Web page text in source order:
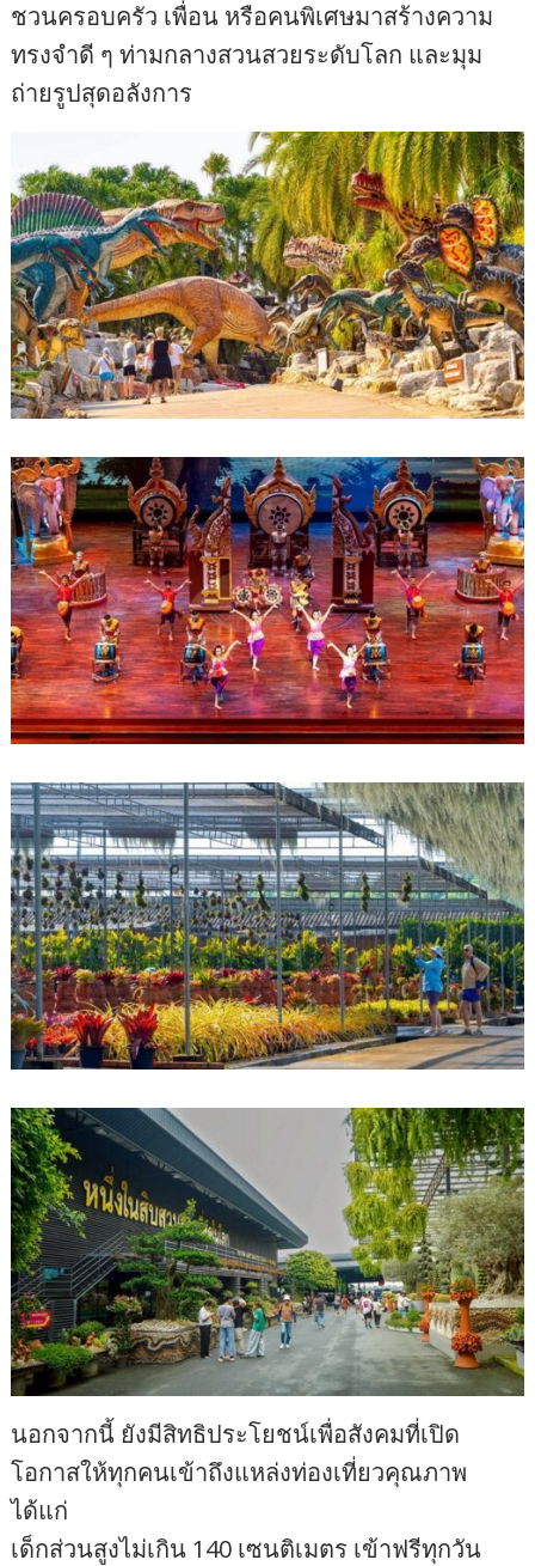
ชวนครอบครัว เพื่อน หรือคนพิเศษมาสร้างความ
ทรงจำดี ๆ ท่ามกลางสวนสวยระดับโลก และมุม
ถ่ายรูปสุดอลังการ
นอกจากนี้ ยังมีสิทธิประโยชน์เพื่อสังคมที่เปิด
โอกาสให้ทุกคนเข้าถึงแหล่งท่องเที่ยวคุณภาพ
ได้แก่
เด็กส่วนสูงไม่เกิน 140 เซนติเมตร เข้าฟรีทุกวัน